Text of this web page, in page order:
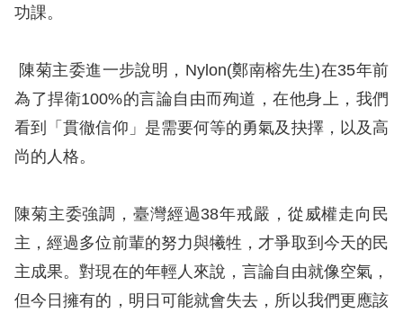
息
人
權
業
務
心
人
權
公
約
功課。
陳菊主委進一步說明，Nylon(鄭南榕先生)在35年前
為了捍衛100%的言論自由而殉道，在他身上，我們
看到「貫徹信仰」是需要何等的勇氣及抉擇，以及高
尚的人格。
陳菊主委強調，臺灣經過38年戒嚴，從威權走向民
主，經過多位前輩的努力與犧牲，才爭取到今天的民
主成果。對現在的年輕人來說，言論自由就像空氣，
但今日擁有的，明日可能就會失去，所以我們更應該